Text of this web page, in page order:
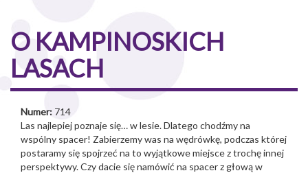
O KAMPINOSKICH
LASACH
Numer: 714
Las najlepiej poznaje się… w lesie. Dlatego chodźmy na
wspólny spacer! Zabierzemy was na wędrówkę, podczas której
postaramy się spojrzeć na to wyjątkowe miejsce z trochę innej
perspektywy. Czy dacie się namówić na spacer z głową w